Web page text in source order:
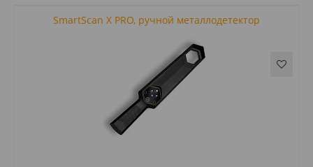
SmartScan X PRO, ручной металлодетектор